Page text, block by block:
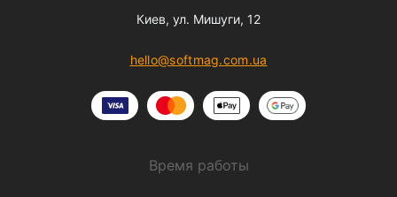
Киев, ул. Мишуги, 12
hello@softmag.com.ua
Время работы